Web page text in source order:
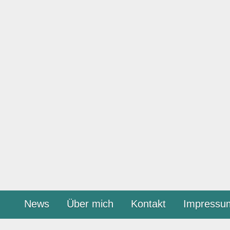
News Über mich Kontakt